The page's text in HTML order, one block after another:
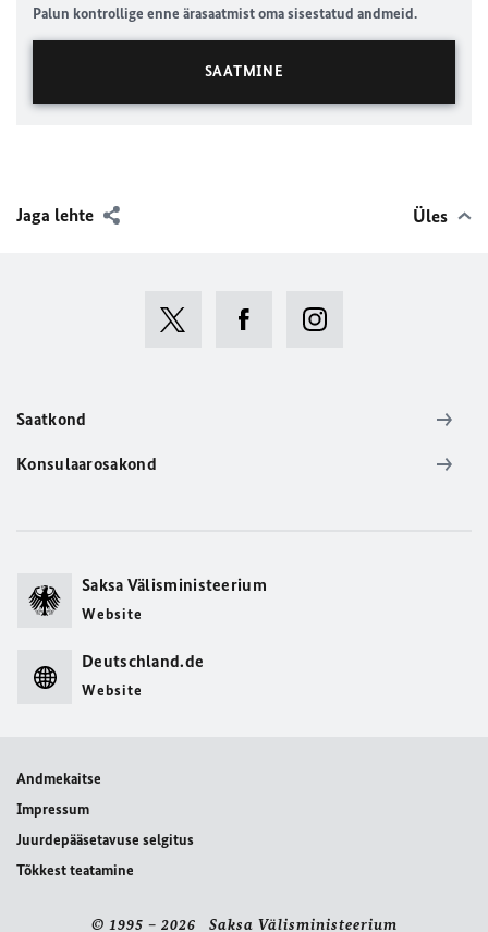
Palun kontrollige enne ärasaatmist oma sisestatud andmeid.
Jaga lehte Üles
Saatkond
Konsulaarosakond
Saksa Välisministeerium
Website
Deutschland.de
Website
Andmekaitse
Impressum
Juurdepääsetavuse selgitus
Tõkkest teatamine
© 1995 – 2026 Saksa Välisministeerium